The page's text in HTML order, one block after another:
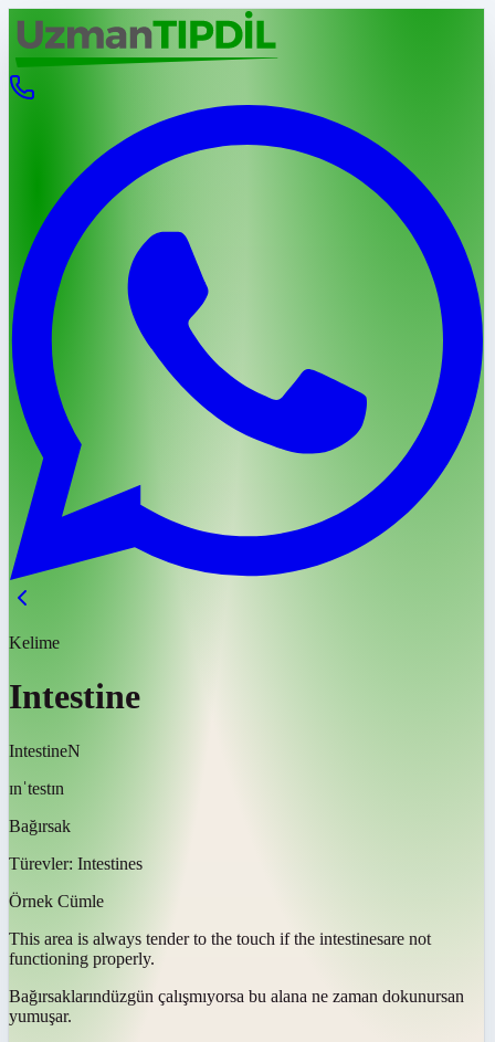
Kelime
Intestine
IntestineN
ɪnˈtestɪn
Bağırsak
Türevler: Intestines
Örnek Cümle
This area is always tender to the touch if the intestinesare not
functioning properly.
Bağırsaklarındüzgün çalışmıyorsa bu alana ne zaman dokunursan
yumuşar.